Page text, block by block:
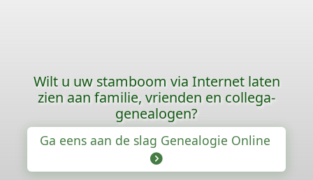
Wilt u uw stamboom via Internet laten
zien aan familie, vrienden en collega-
genealogen?
Ga eens aan de slag Genealogie Online